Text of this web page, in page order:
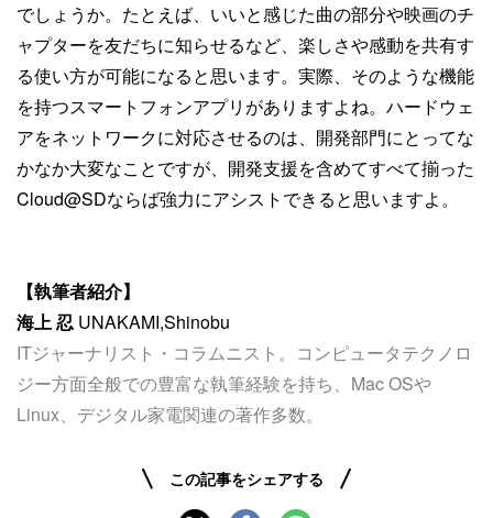
でしょうか。たとえば、いいと感じた曲の部分や映画のチ
ャプターを友だちに知らせるなど、楽しさや感動を共有す
る使い方が可能になると思います。実際、そのような機能
を持つスマートフォンアプリがありますよね。ハードウェ
アをネットワークに対応させるのは、開発部門にとってな
かなか大変なことですが、開発支援を含めてすべて揃った
Cloud@SDならば強力にアシストできると思いますよ。
【執筆者紹介】
海上 忍 UNAKAMI,Shinobu
ITジャーナリスト・コラムニスト。コンピュータテクノロ
ジー方面全般での豊富な執筆経験を持ち、Mac OSや
Linux、デジタル家電関連の著作多数。
この記事をシェアする